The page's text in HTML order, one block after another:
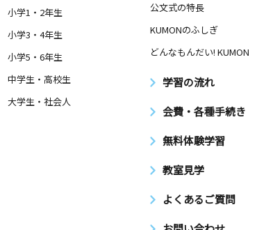
小学1・2年生
小学3・4年生
小学5・6年生
中学生・高校生
大学生・社会人
公文式の特長
KUMONのふしぎ
どんなもんだい! KUMON
学習の流れ
会費・各種手続き
無料体験学習
教室見学
よくあるご質問